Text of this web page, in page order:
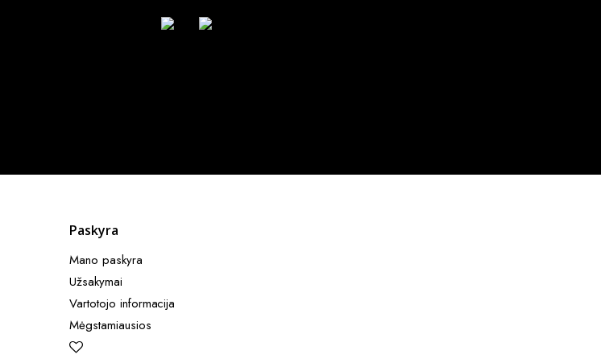
Paskyra
Mano paskyra
Užsakymai
Vartotojo informacija
Mėgstamiausios